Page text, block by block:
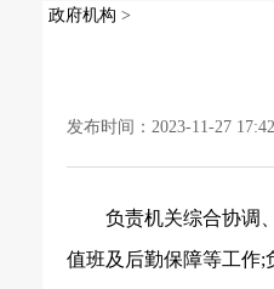
政府机构 >
发布时间：2023-11-27
负责机关综合协调
值班及后勤保障等工作;